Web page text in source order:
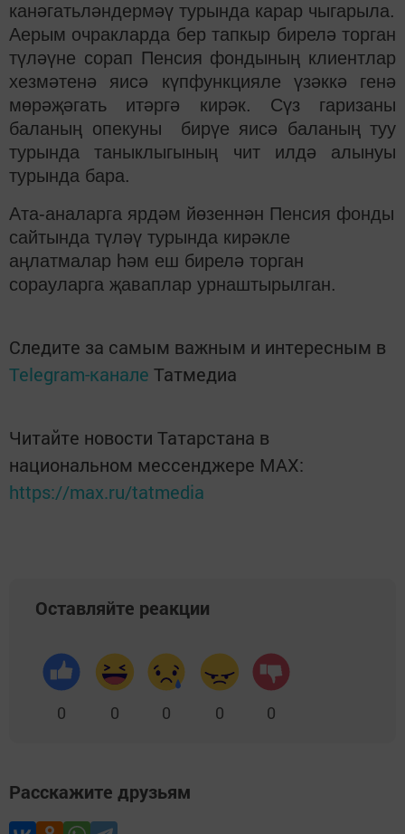
канәгатьләндермәү турында карар чыгарыла.
Аерым очракларда бер тапкыр бирелә торган
түләүне сорап Пенсия фондының клиентлар
хезмәтенә яисә күпфункцияле үзәккә генә
мөрәҗәгать итәргә кирәк. Сүз гаризаны
баланың опекуны бирүе яисә баланың туу
турында таныклыгының чит илдә алынуы
турында бара.
Ата-аналарга ярдәм йөзеннән Пенсия фонды
сайтында түләү турында кирәкле
аңлатмалар һәм еш бирелә торган
сорауларга җаваплар урнаштырылган.
Следите за самым важным и интересным в
Telegram-канале Татмедиа
Читайте новости Татарстана в
национальном мессенджере MАХ:
https://max.ru/tatmedia
Оставляйте реакции
0 0 0 0 0
Расскажите друзьям